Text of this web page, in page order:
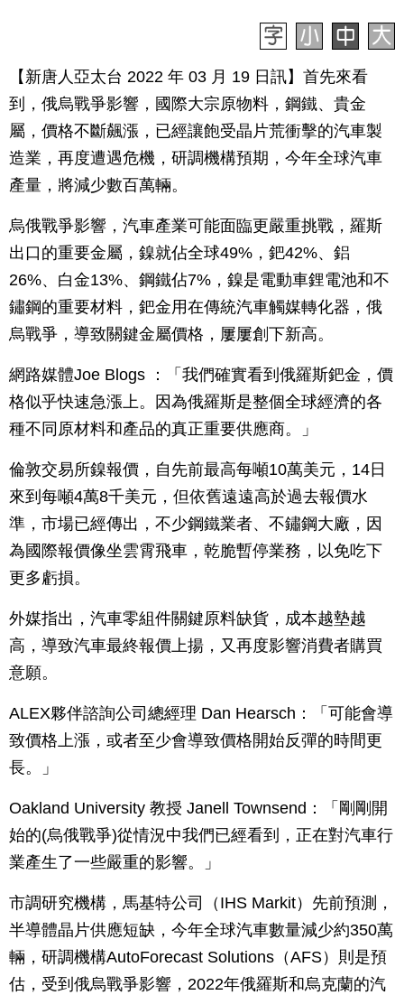
【新唐人亞太台 2022 年 03 月 19 日訊】首先來看
到，俄烏戰爭影響，國際大宗原物料，鋼鐵、貴金
屬，價格不斷飆漲，已經讓飽受晶片荒衝擊的汽車製
造業，再度遭遇危機，研調機構預期，今年全球汽車
產量，將減少數百萬輛。
烏俄戰爭影響，汽車產業可能面臨更嚴重挑戰，羅斯
出口的重要金屬，鎳就佔全球49%，鈀42%、鋁
26%、白金13%、鋼鐵佔7%，鎳是電動車鋰電池和不
鏽鋼的重要材料，鈀金用在傳統汽車觸媒轉化器，俄
烏戰爭，導致關鍵金屬價格，屢屢創下新高。
網路媒體Joe Blogs ：「我們確實看到俄羅斯鈀金，價
格似乎快速急漲上。因為俄羅斯是整個全球經濟的各
種不同原材料和產品的真正重要供應商。」
倫敦交易所鎳報價，自先前最高每噸10萬美元，14日
來到每噸4萬8千美元，但依舊遠遠高於過去報價水
準，市場已經傳出，不少鋼鐵業者、不鏽鋼大廠，因
為國際報價像坐雲霄飛車，乾脆暫停業務，以免吃下
更多虧損。
外媒指出，汽車零組件關鍵原料缺貨，成本越墊越
高，導致汽車最終報價上揚，又再度影響消費者購買
意願。
ALEX夥伴諮詢公司總經理 Dan Hearsch：「可能會導
致價格上漲，或者至少會導致價格開始反彈的時間更
長。」
Oakland University 教授 Janell Townsend：「剛剛開
始的(烏俄戰爭)從情況中我們已經看到，正在對汽車行
業產生了一些嚴重的影響。」
市調研究機構，馬基特公司（IHS Markit）先前預測，
半導體晶片供應短缺，今年全球汽車數量減少約350萬
輛，研調機構AutoForecast Solutions（AFS）則是預
估，受到俄烏戰爭影響，2022年俄羅斯和烏克蘭的汽